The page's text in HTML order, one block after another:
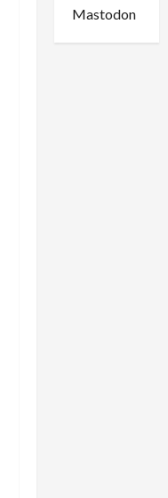
Mastodon